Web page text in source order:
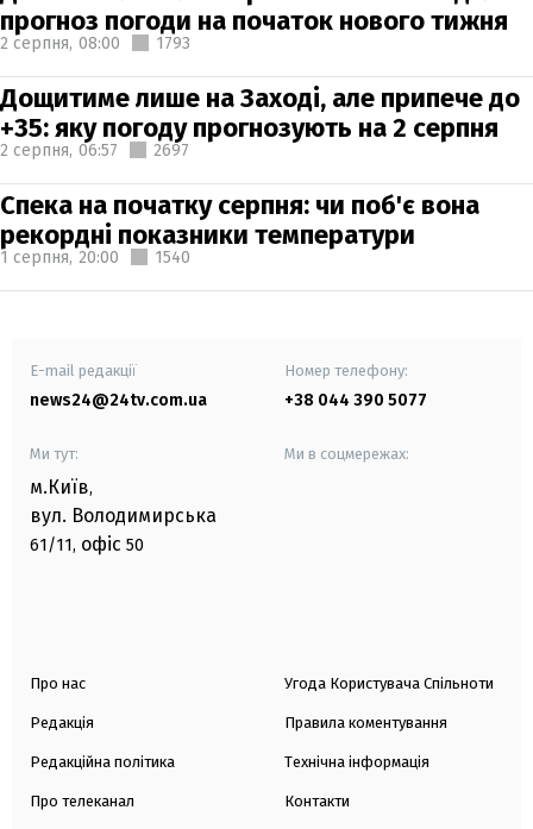
прогноз погоди на початок нового тижня
2 серпня, 08:00 1793
Дощитиме лише на Заході, але припече до
+35: яку погоду прогнозують на 2 серпня
2 серпня, 06:57 2697
Спека на початку серпня: чи поб'є вона
рекордні показники температури
1 серпня, 20:00 1540
E-mail редакції
news24@24tv.com.ua
Номер телефону:
+38 044 390 5077
Ми тут:
м.Київ,
вул. Володимирська
61/11, офіс 50
Ми в соцмережах:
Про нас
Редакція
Редакційна політика
Про телеканал
Угода Користувача Спільноти
Правила коментування
Технічна інформація
Контакти